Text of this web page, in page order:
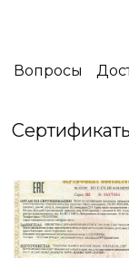
накапливает
классическом
современных
минимальных
Вопросы